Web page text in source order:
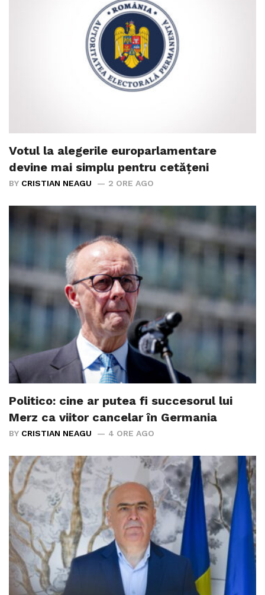
Votul la alegerile europarlamentare
devine mai simplu pentru cetățeni
BY CRISTIAN NEAGU 2 ORE AGO
Politico: cine ar putea fi succesorul lui
Merz ca viitor cancelar în Germania
BY CRISTIAN NEAGU 4 ORE AGO